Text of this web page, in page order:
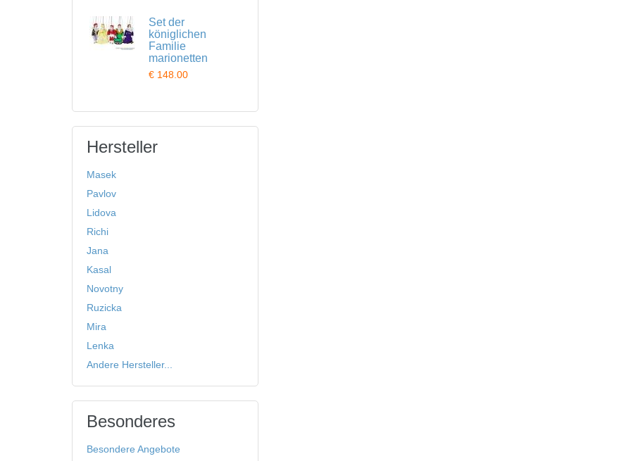
Set der
königlichen
Familie
marionetten
€ 148.00
Hersteller
Masek
Pavlov
Lidova
Richi
Jana
Kasal
Novotny
Ruzicka
Mira
Lenka
Andere Hersteller...
Besonderes
Besondere Angebote